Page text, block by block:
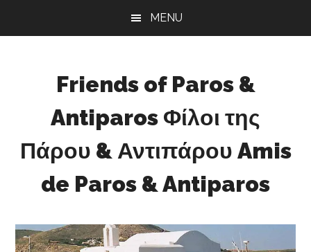
MENU
Friends of Paros &
Antiparos Φίλοι της
Πάρου & Αντιπάρου Amis
de Paros & Antiparos
development
for